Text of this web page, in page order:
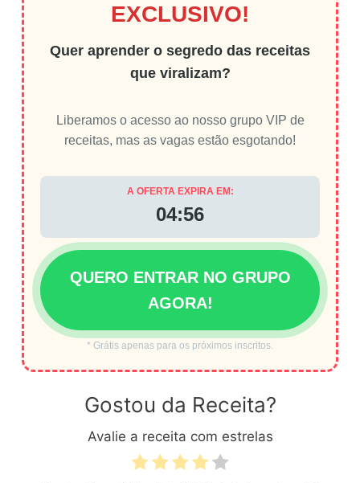
EXCLUSIVO!
Quer aprender o segredo das receitas
que viralizam?
Liberamos o acesso ao nosso grupo VIP de
receitas, mas as vagas estão esgotando!
A OFERTA EXPIRA EM:
04:56
QUERO ENTRAR NO GRUPO
AGORA!
* Grátis apenas para os próximos inscritos.
Gostou da Receita?
Avalie a receita com estrelas